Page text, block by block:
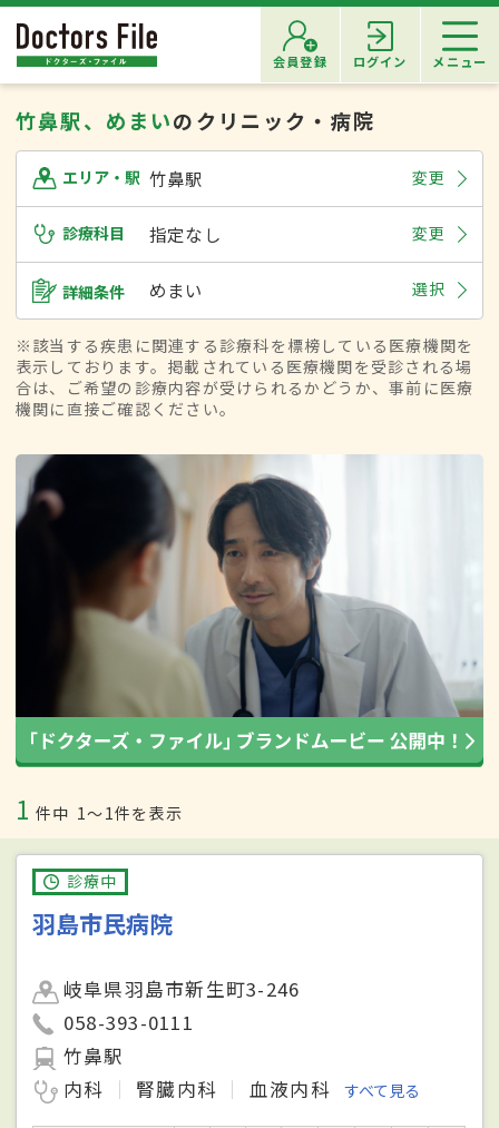
会員登録 ログイン メニュー
竹鼻駅、めまいのクリニック・病院
エリア・駅 竹鼻駅 変更
診療科目 指定なし 変更
詳細条件 めまい 選択
※該当する疾患に関連する診療科を標榜している医療機関を
表示しております。掲載されている医療機関を受診される場
合は、ご希望の診療内容が受けられるかどうか、事前に医療
機関に直接ご確認ください。
1 件中 1〜1件を表示
診療中
羽島市民病院
岐阜県羽島市新生町3-246
058-393-0111
竹鼻駅
内科
腎臓内科 血液内科 すべて見る